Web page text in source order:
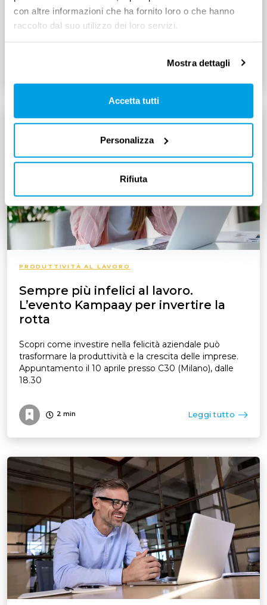
con altre informazioni che ha fornito loro o che hanno
raccolto dal suo utilizzo dei loro servizi.
Mostra dettagli
Accetta tutti
Personalizza
Rifiuta
divagare. Immagini, grafici e foto possono essere di
Leggi tutto
PRODUTTIVITÀ AL LAVORO
Sempre più infelici al lavoro.
L’evento Kampaay per invertire la
rotta
Scopri come investire nella felicità aziendale può
trasformare la produttività e la crescita delle imprese.
Appuntamento il 10 aprile presso C30 (Milano), dalle
18.30
2 min Leggi tutto